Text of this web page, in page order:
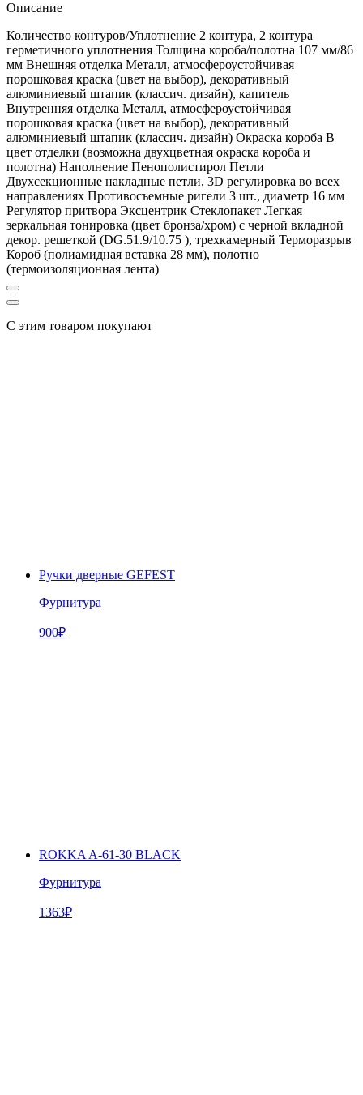
Описание
Количество контуров/Уплотнение 2 контура, 2 контура
герметичного уплотнения Толщина короба/полотна 107 мм/86
мм Внешняя отделка Металл, атмосфероустойчивая
порошковая краска (цвет на выбор), декоративный
алюминиевый штапик (классич. дизайн), капитель
Внутренняя отделка Металл, атмосфероустойчивая
порошковая краска (цвет на выбор), декоративный
алюминиевый штапик (классич. дизайн) Окраска короба В
цвет отделки (возможна двухцветная окраска короба и
полотна) Наполнение Пенополистирол Петли
Двухсекционные накладные петли, 3D регулировка во всех
направлениях Противосъемные ригели 3 шт., диаметр 16 мм
Регулятор притвора Эксцентрик Стеклопакет Легкая
зеркальная тонировка (цвет бронза/хром) с черной вкладной
декор. решеткой (DG.51.9/10.75 ), трехкамерный Терморазрыв
Короб (полиамидная вставка 28 мм), полотно
(термоизоляционная лента)
С этим товаром покупают
Ручки дверные GEFEST
Фурнитура
900₽
ROKKA A-61-30 BLACK
Фурнитура
1363₽